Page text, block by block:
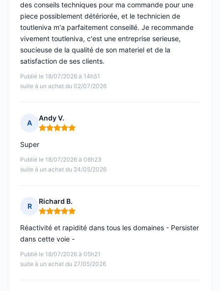
Publié le 18/07/2026 à 14h51
suite à un achat du 02/07/2026
des conseils techniques pour ma commande pour une
piece possiblement détériorée, et le technicien de
toutleniva m'a parfaitement conseillé. Je recommande
vivement toutleniva, c'est une entreprise serieuse,
soucieuse de la qualité de son materiel et de la
satisfaction de ses clients.
A
Andy V.
Note : 5 sur 5
Publié le 18/07/2026 à 06h23
suite à un achat du 24/05/2026
Super
R
Richard B.
Note : 5 sur 5
Publié le 18/07/2026 à 05h21
suite à un achat du 27/05/2026
Réactivité et rapidité dans tous les domaines - Persister
dans cette voie -